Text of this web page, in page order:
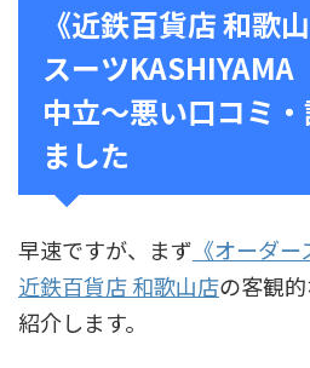
《近鉄百貨店 和歌
スーツKASHIYAMA
中立～悪い口コミ
ました
早速ですが、まず 《オーダー
近鉄百貨店 和歌山店の客観
紹介します。